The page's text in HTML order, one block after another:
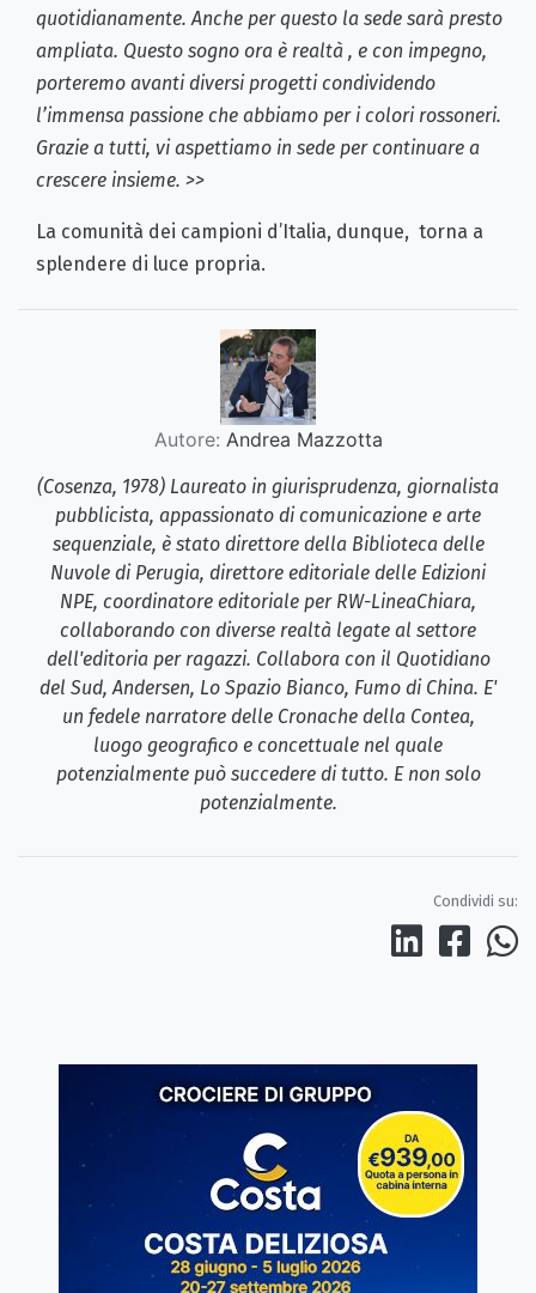
quotidianamente. Anche per questo la sede sarà presto
ampliata. Questo sogno ora è realtà , e con impegno,
porteremo avanti diversi progetti condividendo
l’immensa passione che abbiamo per i colori rossoneri.
Grazie a tutti, vi aspettiamo in sede per continuare a
crescere insieme. >>
La comunità dei campioni d’Italia, dunque, torna a
splendere di luce propria.
Autore: Andrea Mazzotta
(Cosenza, 1978) Laureato in giurisprudenza, giornalista
pubblicista, appassionato di comunicazione e arte
sequenziale, è stato direttore della Biblioteca delle
Nuvole di Perugia, direttore editoriale delle Edizioni
NPE, coordinatore editoriale per RW-LineaChiara,
collaborando con diverse realtà legate al settore
dell'editoria per ragazzi. Collabora con il Quotidiano
del Sud, Andersen, Lo Spazio Bianco, Fumo di China. E'
un fedele narratore delle Cronache della Contea,
luogo geografico e concettuale nel quale
potenzialmente può succedere di tutto. E non solo
potenzialmente.
Condividi su: